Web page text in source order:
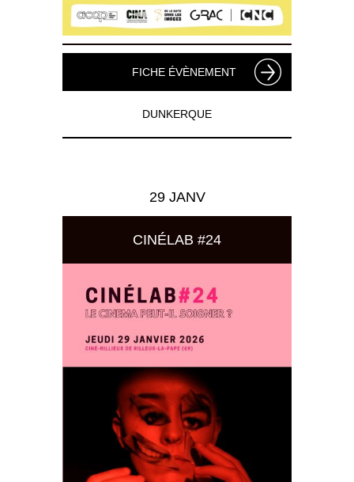
FICHE ÉVÈNEMENT
DUNKERQUE
29 JANV
CINÉLAB #24